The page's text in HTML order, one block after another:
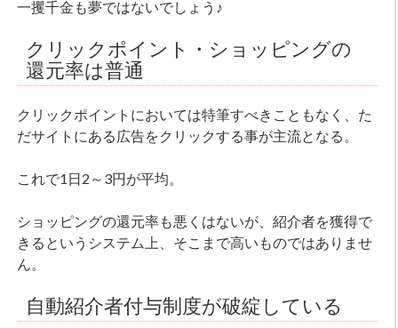
一攫千金も夢ではないでしょう♪
クリックポイント・ショッピングの
還元率は普通
クリックポイントにおいては特筆すべきこともなく、た
だサイトにある広告をクリックする事が主流となる。
これで1日2～3円が平均。
ショッピングの還元率も悪くはないが、紹介者を獲得で
きるというシステム上、そこまで高いものではありませ
ん。
自動紹介者付与制度が破綻している